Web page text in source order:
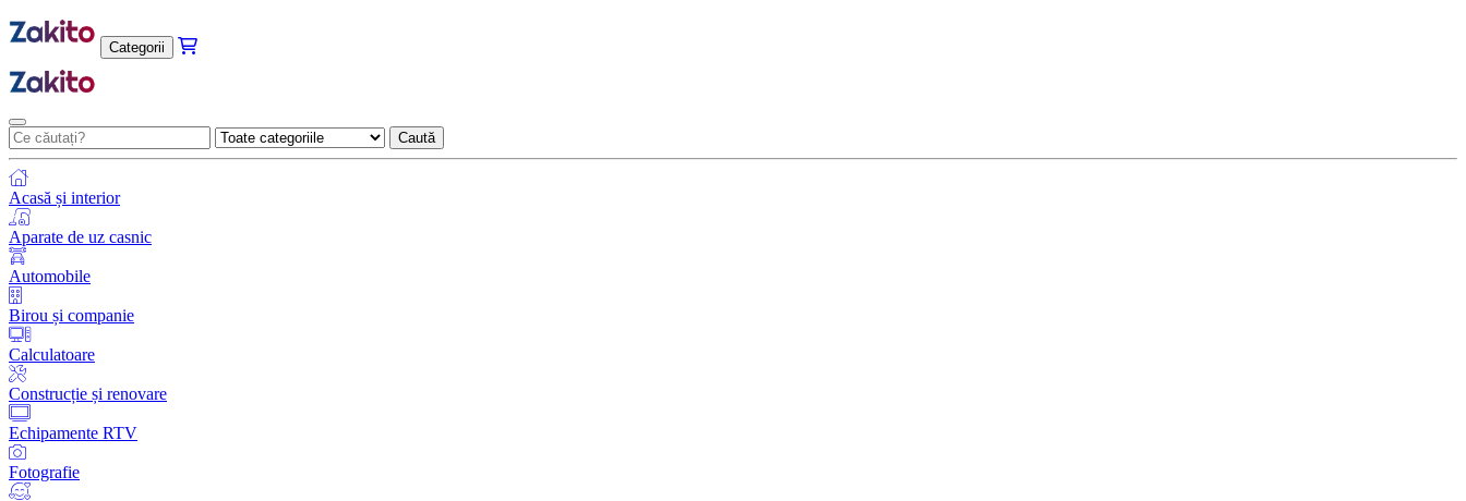
Categorii
Caută
Acasă și interior
Aparate de uz casnic
Automobile
Birou și companie
Calculatoare
Construcție și renovare
Echipamente RTV
Fotografie